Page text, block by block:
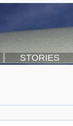
STORIES